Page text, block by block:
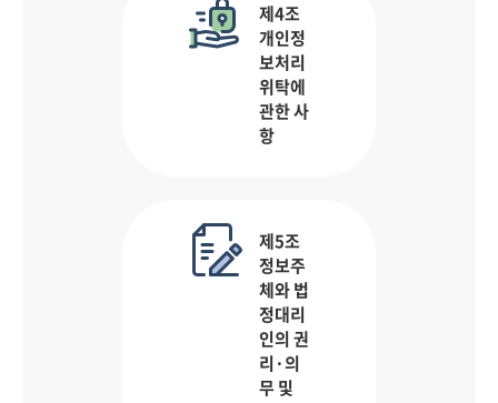
제4조
개인정
보처리
위탁에
관한 사
항
제5조
정보주
체와 법
정대리
인의 권
리·의
무 및